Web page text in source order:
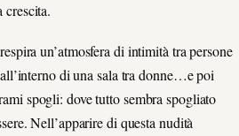
un’atmosfera di intimità tra persone
di una sala tra donne…e poi
spogli: dove tutto sembra spogliato
Nell’apparire di questa nudità